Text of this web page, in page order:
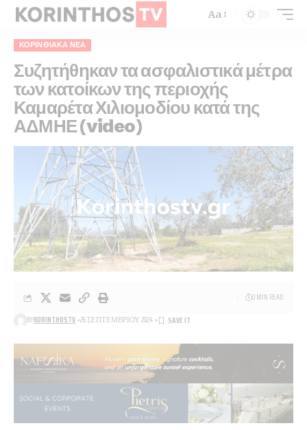
Aa
ΚΟΡΙΝΘΙΑΚΆ ΝΈΑ
Συζητήθηκαν τα ασφαλιστικά μέτρα
των κατοίκων της περιοχής
Καμαρέτα Χιλιομοδίου κατά της
ΑΔΜΗΕ (video)
BYKORINTHOSTV 26 ΣΕΠΤΕΜΒΡΊΟΥ 2024
0 MIN READ